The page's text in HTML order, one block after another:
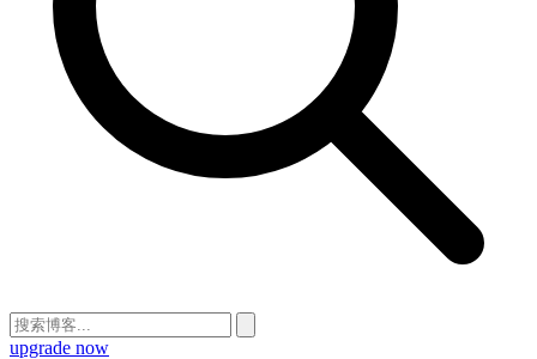
upgrade now